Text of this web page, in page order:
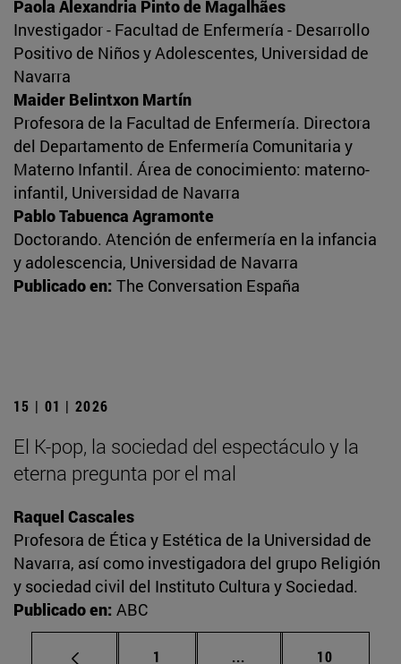
Paola Alexandria Pinto de Magalhães
Investigador - Facultad de Enfermería - Desarrollo
Positivo de Niños y Adolescentes, Universidad de
Navarra
Maider Belintxon Martín
Profesora de la Facultad de Enfermería. Directora
del Departamento de Enfermería Comunitaria y
Materno Infantil. Área de conocimiento: materno-
infantil, Universidad de Navarra
Pablo Tabuenca Agramonte
Doctorando. Atención de enfermería en la infancia
y adolescencia, Universidad de Navarra
Publicado en: The Conversation España
15 | 01 | 2026
El K-pop, la sociedad del espectáculo y la
eterna pregunta por el mal
Raquel Cascales
Profesora de Ética y Estética de la Universidad de
Navarra, así como investigadora del grupo Religión
y sociedad civil del Instituto Cultura y Sociedad.
Publicado en: ABC
Página
1 ... Páginas intermedias
Página
10